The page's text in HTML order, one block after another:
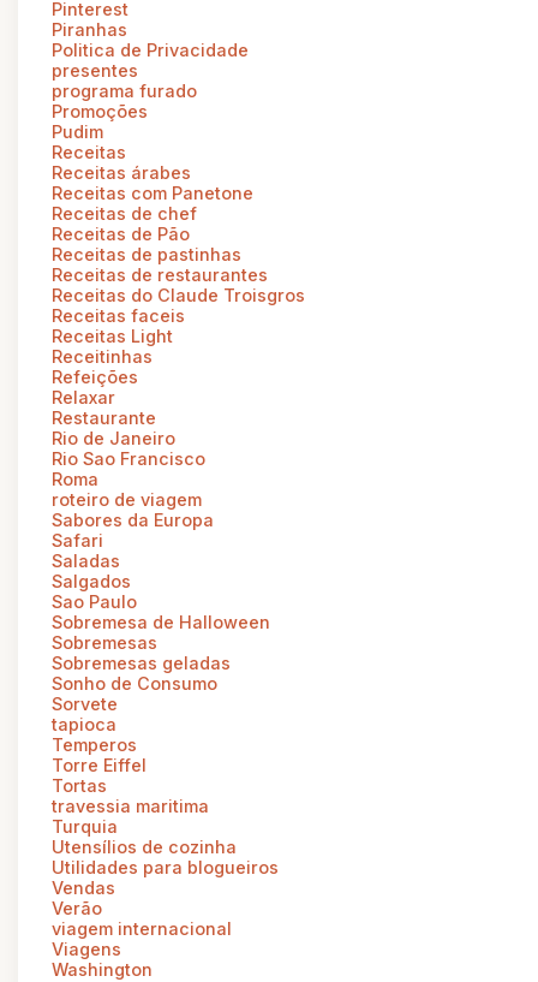
Pinterest
Piranhas
Politica de Privacidade
presentes
programa furado
Promoções
Pudim
Receitas
Receitas árabes
Receitas com Panetone
Receitas de chef
Receitas de Pão
Receitas de pastinhas
Receitas de restaurantes
Receitas do Claude Troisgros
Receitas faceis
Receitas Light
Receitinhas
Refeições
Relaxar
Restaurante
Rio de Janeiro
Rio Sao Francisco
Roma
roteiro de viagem
Sabores da Europa
Safari
Saladas
Salgados
Sao Paulo
Sobremesa de Halloween
Sobremesas
Sobremesas geladas
Sonho de Consumo
Sorvete
tapioca
Temperos
Torre Eiffel
Tortas
travessia maritima
Turquia
Utensílios de cozinha
Utilidades para blogueiros
Vendas
Verão
viagem internacional
Viagens
Washington